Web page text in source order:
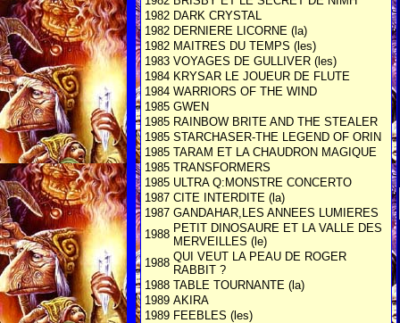
1982 DARK CRYSTAL
1982 DERNIERE LICORNE (la)
1982 MAITRES DU TEMPS (les)
1983 VOYAGES DE GULLIVER (les)
1984 KRYSAR LE JOUEUR DE FLUTE
1984 WARRIORS OF THE WIND
1985 GWEN
1985 RAINBOW BRITE AND THE STEALER
1985 STARCHASER-THE LEGEND OF ORIN
1985 TARAM ET LA CHAUDRON MAGIQUE
1985 TRANSFORMERS
1985 ULTRA Q:MONSTRE CONCERTO
1987 CITE INTERDITE (la)
1987 GANDAHAR,LES ANNEES LUMIERES
1988 PETIT DINOSAURE ET LA VALLE DES
MERVEILLES (le)
1988 QUI VEUT LA PEAU DE ROGER
RABBIT ?
1988 TABLE TOURNANTE (la)
1989 AKIRA
1989 FEEBLES (les)